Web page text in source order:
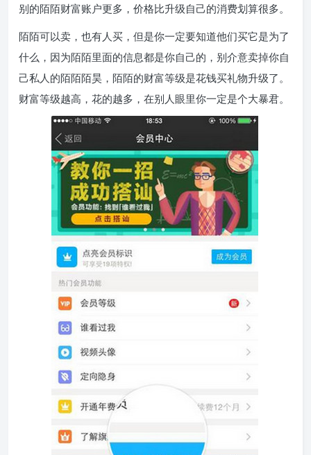
别的陌陌财富账户更多，价格比升级自己的消费划算很多。
陌陌可以卖，也有人买，但是你一定要知道他们买它是为了
什么，因为陌陌里面的信息都是你自己的，别介意卖掉你自
己私人的陌陌陌昊，陌陌的财富等级是花钱买礼物升级了。
财富等级越高，花的越多，在别人眼里你一定是个大暴君。